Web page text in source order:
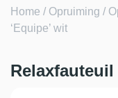
Home / Opruiming /
‘Equipe’ wit